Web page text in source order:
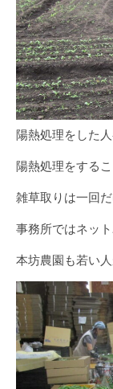
陽熱処理をした
陽熱処理をする
雑草取りは一回
事務所ではネッ
本坊農園も若い